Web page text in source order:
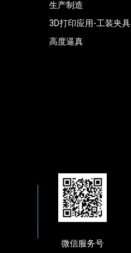
生产制造
3D打印应用-工装夹具
高度逼真
微信服务号